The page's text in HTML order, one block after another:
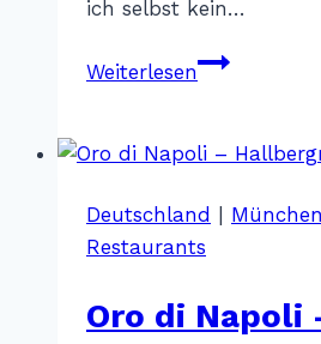
ich selbst kein…
WeiterlesenFernweh
–
Surftown
Deutschland |
Restaurants
Oro di Napoli